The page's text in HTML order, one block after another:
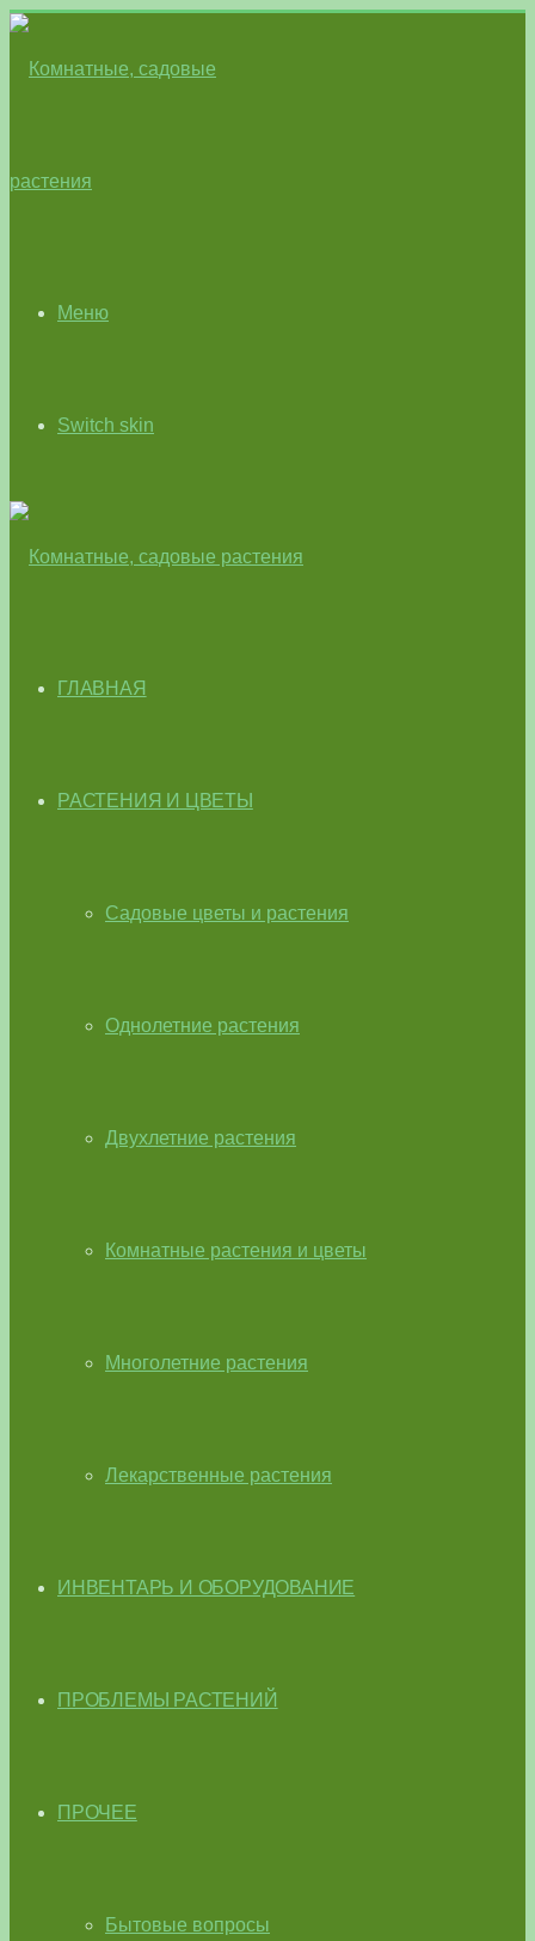
Меню
Switch skin
ГЛАВНАЯ
РАСТЕНИЯ И ЦВЕТЫ
Садовые цветы и растения
Однолетние растения
Двухлетние растения
Комнатные растения и цветы
Многолетние растения
Лекарственные растения
ИНВЕНТАРЬ И ОБОРУДОВАНИЕ
ПРОБЛЕМЫ РАСТЕНИЙ
ПРОЧЕЕ
Бытовые вопросы